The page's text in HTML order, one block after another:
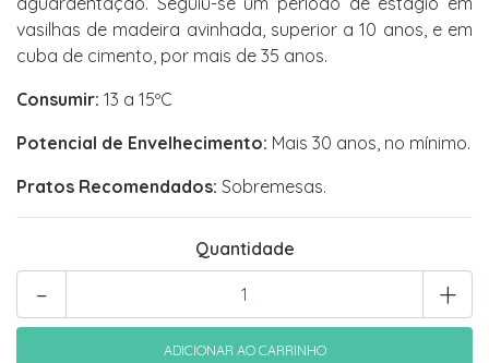
vasilhas de madeira avinhada, superior a 10 anos, e em
cuba de cimento, por mais de 35 anos.
Consumir: 13 a 15ºC
Potencial de Envelhecimento: Mais 30 anos, no mínimo.
Pratos Recomendados: Sobremesas.
Quantidade
+
-